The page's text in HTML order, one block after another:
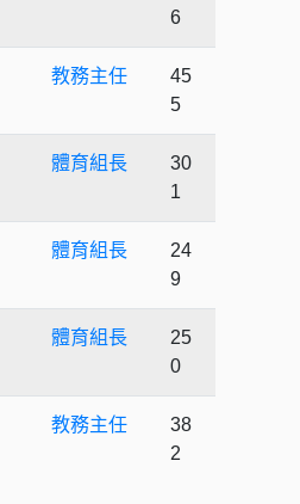
6
教務主任
45
5
體育組長
30
1
體育組長
24
9
體育組長
25
0
教務主任
38
2